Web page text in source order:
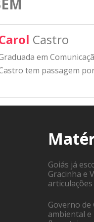
Castro
em
tem passagem
Goiás já
Gracinha e
Governo de
ambiental